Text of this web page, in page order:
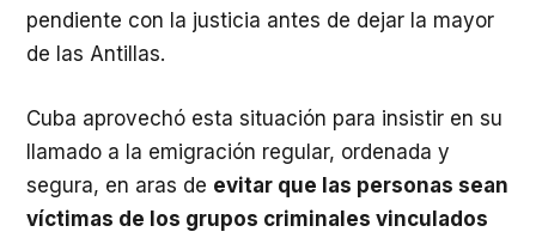
pendiente con la justicia antes de dejar la mayor
de las Antillas.
Cuba aprovechó esta situación para insistir en su
llamado a la emigración regular, ordenada y
segura, en aras de evitar que las personas sean
víctimas de los grupos criminales vinculados